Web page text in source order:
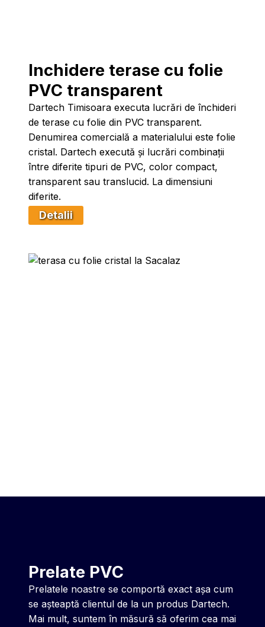
Inchidere terase cu folie
PVC transparent
Dartech Timisoara executa lucrări de închideri
de terase cu folie din PVC transparent.
Denumirea comercială a materialului este folie
cristal. Dartech execută și lucrări combinații
între diferite tipuri de PVC, color compact,
transparent sau translucid. La dimensiuni
diferite.
Detalii
Prelate PVC
Prelatele noastre se comportă exact așa cum
se așteaptă clientul de la un produs Dartech.
Mai mult, suntem în măsură să oferim cea mai